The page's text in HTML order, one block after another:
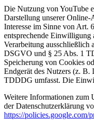
Die Nutzung von YouTube
Darstellung unserer Online-
Interesse im Sinne von Art.
entsprechende
Verarbeitung
DSGVO und § 25 Abs. 1
Speicherung von Cookies
Endgerät des Nutzers (z.
TDDDG umfasst. Die
Weitere Informationen zum
der Datenschutzerklärung
https://policies.google.com/